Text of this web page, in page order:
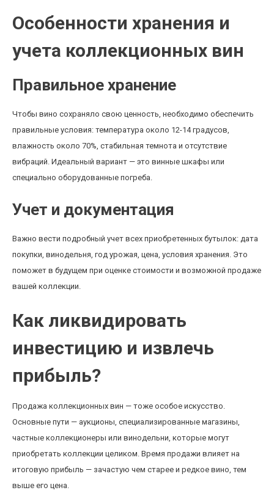
Особенности хранения и
учета коллекционных вин
Правильное хранение
Чтобы вино сохраняло свою ценность, необходимо обеспечить
правильные условия: температура около 12-14 градусов,
влажность около 70%, стабильная темнота и отсутствие
вибраций. Идеальный вариант — это винные шкафы или
специально оборудованные погреба.
Учет и документация
Важно вести подробный учет всех приобретенных бутылок: дата
покупки, винодельня, год урожая, цена, условия хранения. Это
поможет в будущем при оценке стоимости и возможной продаже
вашей коллекции.
Как ликвидировать
инвестицию и извлечь
прибыль?
Продажа коллекционных вин — тоже особое искусство.
Основные пути — аукционы, специализированные магазины,
частные коллекционеры или винодельни, которые могут
приобретать коллекции целиком. Время продажи влияет на
итоговую прибыль — зачастую чем старее и редкое вино, тем
выше его цена.